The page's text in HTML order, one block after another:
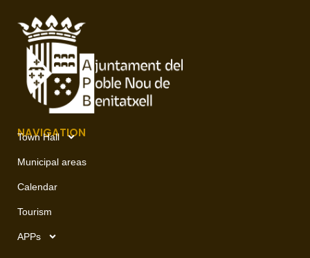
NAVIGATION
Town Hall
Municipal areas
Calendar
Tourism
APPs